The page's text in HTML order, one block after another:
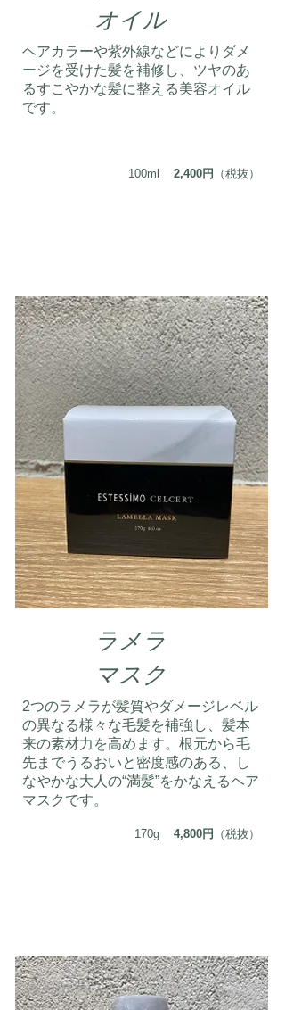
​オイル
ヘアカラーや紫外線などによりダメ
ージを受けた髪を補修し、ツヤのあ
るすこやかな髪に整える美容オイル
です。
100ml 2,400円 （税抜）
ラメラ
​マスク
2つのラメラが髪質やダメージレベル
の異なる様々な毛髪を補強し、髪本
来の素材力を高めます。根元から毛
先までうるおいと密度感のある、し
なやかな大人の“満髪”をかなえるヘア
マスクです。
170g 4,800円 （税抜）